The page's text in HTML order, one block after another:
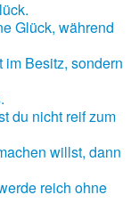
Glück, während
Besitz, sondern
du nicht reif zum
willst, dann
reich ohne